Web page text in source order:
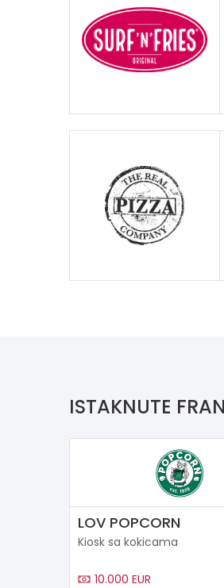
ISTAKNUTE
LOV POPCORN
Kiosk sa kokicama
10.000 EUR